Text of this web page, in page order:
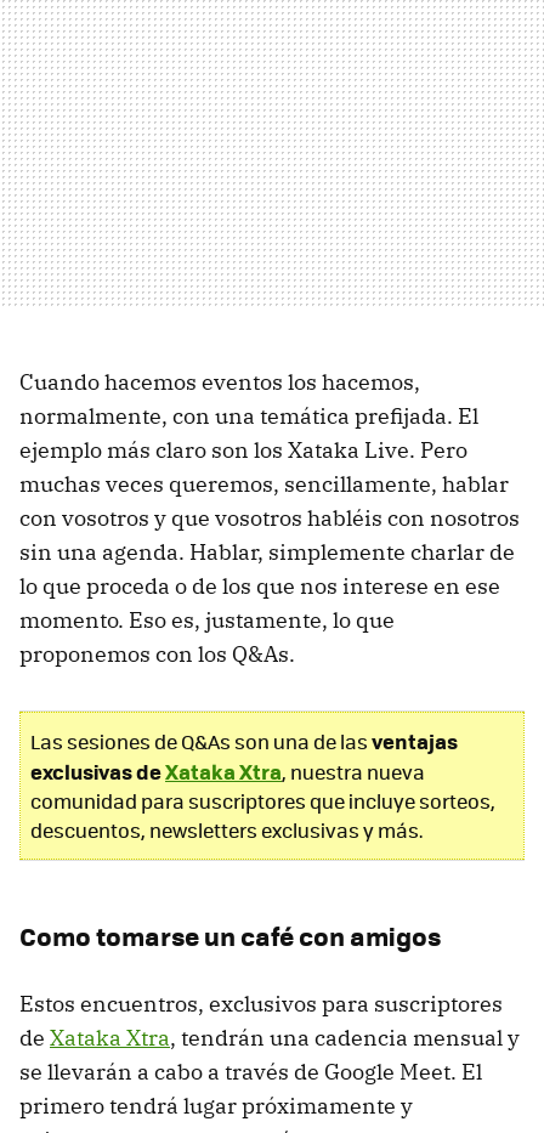
Cuando hacemos eventos los hacemos,
normalmente, con una temática prefijada. El
ejemplo más claro son los Xataka Live. Pero
muchas veces queremos, sencillamente, hablar
con vosotros y que vosotros habléis con nosotros
sin una agenda. Hablar, simplemente charlar de
lo que proceda o de los que nos interese en ese
momento. Eso es, justamente, lo que
proponemos con los Q&As.
Las sesiones de Q&As son una de lasventajas
exclusivas deXatakaXtra, nuestra nueva
comunidad para suscriptores que incluye sorteos,
descuentos, newsletters exclusivas y más.
Como tomarse un café con amigos
Estos encuentros, exclusivos para suscriptores
de Xataka Xtra, tendrán una cadencia mensual y
se llevarán a cabo a través de Google Meet. El
primero tendrá lugar próximamente y